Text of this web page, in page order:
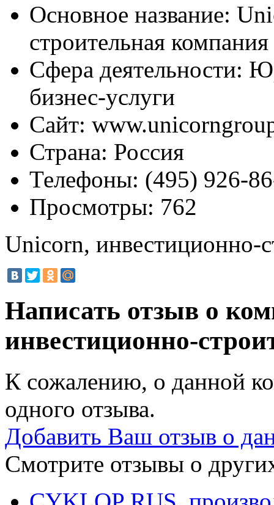
Основное название:
строительная компания
Сфера деятельности:
бизнес-услуги
Сайт:
Страна: Россия
Телефоны: (495) 926-
Просмотры: 762
Unicorn, инвестиционно-
Написать отзыв о
инвестиционно-
К сожалению, о данной
одного отзыва.
Добавить Ваш отзыв о
Смотрите отзывы о